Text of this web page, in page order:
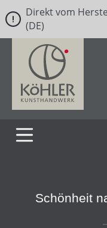
Zum Hauptinhalt
Direkt vom
(DE)
Schönheit